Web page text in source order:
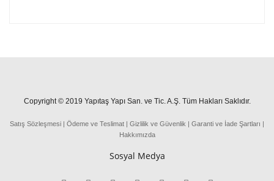
Copyright © 2019 Yapıtaş Yapı San. ve Tic. A.Ş. Tüm Hakları Saklıdır.
Satış Sözleşmesi | Ödeme ve Teslimat | Gizlilik ve Güvenlik | Garanti ve İade Şartları |
Hakkımızda
Sosyal Medya